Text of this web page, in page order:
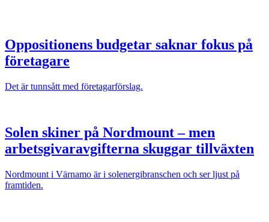
Oppositionens budgetar saknar fokus på
företagare
Det är tunnsått med företagarförslag.
Solen skiner på Nordmount – men
arbetsgivaravgifterna skuggar tillväxten
Nordmount i Värnamo är i solenergibranschen och ser ljust på
framtiden.